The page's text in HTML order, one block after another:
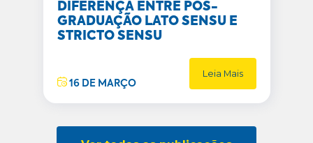
DIFERENÇA ENTRE PÓS-
GRADUAÇÃO LATO SENSU E
STRICTO SENSU
16 DE MARÇO
Leia Mais